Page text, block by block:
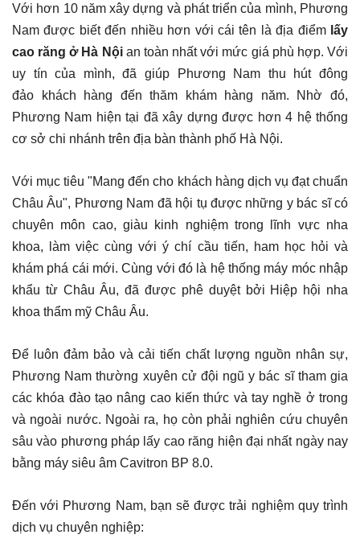
Với hơn 10 năm xây dựng và phát triển của mình, Phương
Nam được biết đến nhiều hơn với cái tên là địa điểm lấy
cao răng ở Hà Nộian toàn nhất với mức giá phù hợp. Với
uy tín của mình, đã giúp Phương Nam thu hút đông
đảo khách hàng đến thăm khám hàng năm. Nhờ đó,
Phương Nam hiện tại đã xây dựng được hơn 4 hệ thống
cơ sở chi nhánh trên địa bàn thành phố Hà Nội.
Với mục tiêu "Mang đến cho khách hàng dịch vụ đạt chuẩn
Châu Âu", Phương Nam đã hội tụ được những y bác sĩ có
chuyên môn cao, giàu kinh nghiệm trong lĩnh vực nha
khoa, làm việc cùng với ý chí cầu tiến, ham học hỏi và
khám phá cái mới. Cùng với đó là hệ thống máy móc nhập
khẩu từ Châu Âu, đã được phê duyệt bởi Hiệp hội nha
khoa thẩm mỹ Châu Âu.
Để luôn đảm bảo và cải tiến chất lượng nguồn nhân sự,
Phương Nam thường xuyên cử đội ngũ y bác sĩ tham gia
các khóa đào tạo nâng cao kiến thức và tay nghề ở trong
và ngoài nước. Ngoài ra, họ còn phải nghiên cứu chuyên
sâu vào phương pháp lấy cao răng hiện đại nhất ngày nay
bằng máy siêu âm Cavitron BP 8.0.
Đến với Phương Nam, bạn sẽ được trải nghiệm quy trình
dịch vụ chuyên nghiệp: